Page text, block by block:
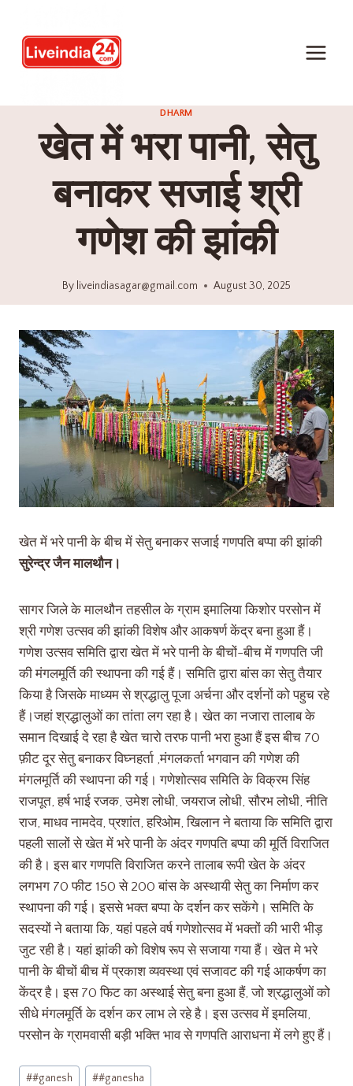
DHARM
खेत में भरा पानी, सेतु
बनाकर सजाई श्री
गणेश की झांकी
By liveindiasagar@gmail.com August 30, 2025
खेत में भरे पानी के बीच में सेतु बनाकर सजाई गणपति बप्पा की झांकी
सुरेन्द्र जैन मालथौन।
सागर जिले के मालथौन तहसील के ग्राम इमालिया किशोर परसोन में
श्री गणेश उत्सव की झांकी विशेष और आकषर्ण केंद्र बना हुआ हैं।
गणेश उत्सव समिति द्वारा खेत में भरे पानी के बीचों-बीच में गणपति जी
की मंगलमूर्ति की स्थापना की गई हैं। समिति द्वारा बांस का सेतु तैयार
किया है जिसके माध्यम से श्रद्धालु पूजा अर्चना और दर्शनों को पहुच रहे
हैं।जहां श्रद्धालुओं का तांता लग रहा है। खेत का नजारा तालाब के
समान दिखाई दे रहा है खेत चारो तरफ पानी भरा हुआ हैं इस बीच 70
फ़ीट दूर सेतु बनाकर विघ्नहर्ता ,मंगलकर्ता भगवान की गणेश की
मंगलमूर्ति की स्थापना की गई। गणेशोत्सव समिति के विक्रम सिंह
राजपूत, हर्ष भाई रजक, उमेश लोधी, जयराज लोधी, सौरभ लोधी, नीति
राज, माधव नामदेव, प्रशांत, हरिओम, खिलान ने बताया कि समिति द्वारा
पहली सालों से खेत में भरे पानी के अंदर गणपति बप्पा की मूर्ति विराजित
की है। इस बार गणपति विराजित करने तालाब रूपी खेत के अंदर
लगभग 70 फीट 150 से 200 बांस के अस्थायी सेतु का निर्माण कर
स्थापना की गई। इससे भक्त बप्पा के दर्शन कर सकेंगे। समिति के
सदस्यों ने बताया कि, यहां पहले वर्ष गणेशोत्सव में भक्तों की भारी भीड़
जुट रही है। यहां झांकी को विशेष रूप से सजाया गया हैं। खेत मे भरे
पानी के बीचों बीच में प्रकाश व्यवस्था एवं सजावट की गई आकर्षण का
केंद्र है। इस 70 फिट का अस्थाई सेतु बना हुआ हैं, जो श्रद्धालुओं को
सीधे मंगलमूर्ति के दर्शन कर लाभ ले रहे है। इस उत्सव में इमलिया,
परसोन के ग्रामवासी बड़ी भक्ति भाव से गणपति आराधना में लगे हुए हैं।
##ganesh ##ganesha